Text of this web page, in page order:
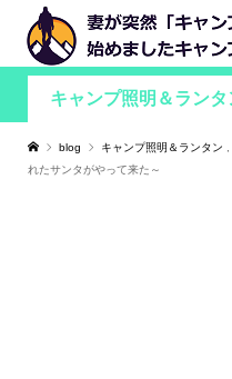
キャンプ照明＆ランタ
blog キャンプ照明＆ランタン
れたサンタがやって来た～